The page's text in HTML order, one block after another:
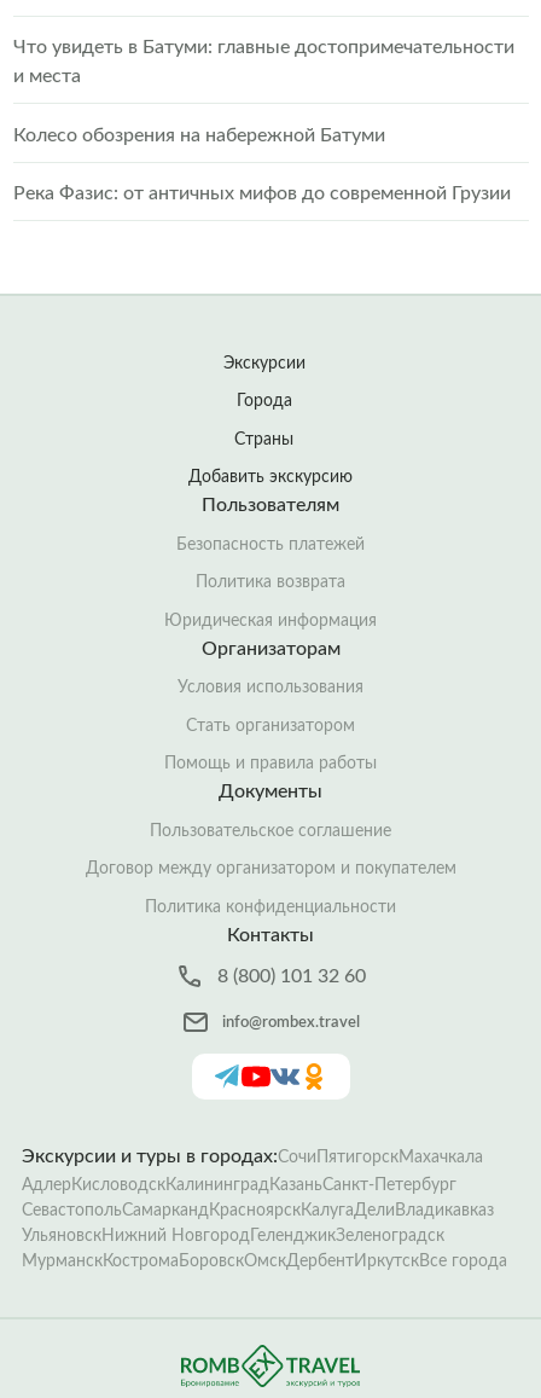
Что увидеть в Батуми: главные достопримечательности
и места
Колесо обозрения на набережной Батуми
Река Фазис: от античных мифов до современной Грузии
Экскурсии
Города
Страны
Добавить экскурсию
Пользователям
Безопасность платежей
Политика возврата
Юридическая информация
Организаторам
Условия использования
Стать организатором
Помощь и правила работы
Документы
Пользовательское соглашение
Договор между организатором и покупателем
Политика конфиденциальности
Контакты
8 (800) 101 32 60
info@rombex.travel
Экскурсии и туры в городах:Сочи ПятигорскМахачкала
Адлер КисловодскКалининградКазаньСанкт-Петербург
СевастопольСамаркандКрасноярскКалугаДели Владикавказ
УльяновскНижний НовгородГеленджикЗеленоградск
МурманскКострома БоровскОмскДербентИркутскВсе города